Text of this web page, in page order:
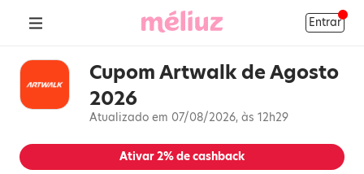
Entrar
Cupom Artwalk de Agosto
2026
Atualizado em 07/08/2026, às 12h29
Ativar2%de cashback